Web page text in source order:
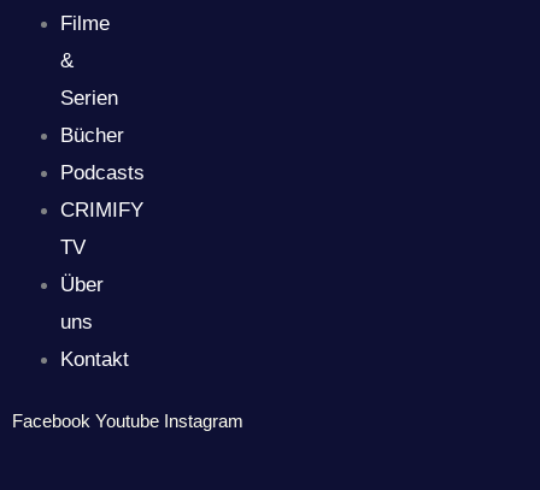
Filme
&
Serien
Bücher
Podcasts
CRIMIFY
TV
Über
uns
Kontakt
Facebook Youtube Instagram